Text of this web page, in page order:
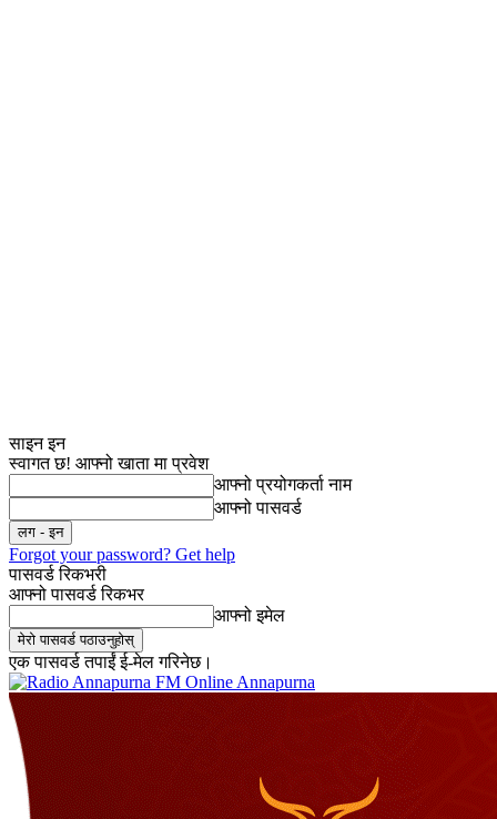
साइन इन
स्वागत छ! आफ्नो खाता मा प्रवेश
आफ्नो प्रयोगकर्ता नाम
आफ्नो पासवर्ड
Forgot your password? Get help
पासवर्ड रिकभरी
आफ्नो पासवर्ड रिकभर
आफ्नो इमेल
एक पासवर्ड तपाईं ई-मेल गरिनेछ।
Online Annapurna